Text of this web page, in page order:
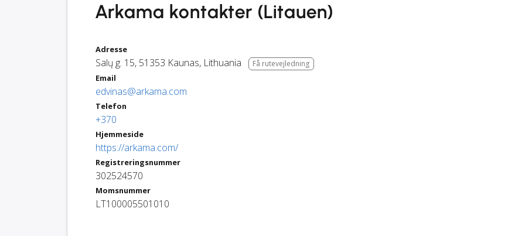
Arkama kontakter (Litauen)
Adresse
Salų g. 15, 51353 Kaunas, Lithuania Få rutevejledning
Email
edvinas@arkama.com
Telefon
+370
Hjemmeside
https://arkama.com/
Registreringsnummer
302524570
Momsnummer
LT100005501010